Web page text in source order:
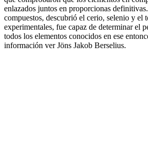
enlazados juntos en proporcionas
compuestos, descubrió el cerio, selenio y el
experimentales, fue capaz de determinar el
todos los elementos conocidos en ese
información ver Jöns Jakob Berselius.